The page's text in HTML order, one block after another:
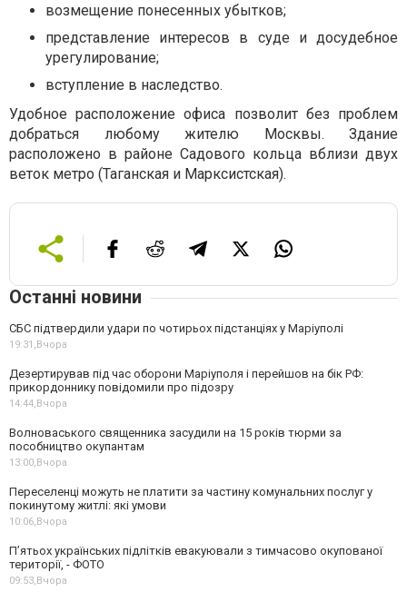
возмещение понесенных убытков;
представление интересов в суде и досудебное
урегулирование;
вступление в наследство.
Удобное расположение офиса позволит без проблем
добраться любому жителю Москвы. Здание
расположено в районе Садового кольца вблизи двух
веток метро (Таганская и Марксистская).
Останні новини
СБС підтвердили удари по чотирьох підстанціях у Маріуполі
19:31,Вчора
Дезертирував під час оборони Маріуполя і перейшов на бік РФ:
прикордоннику повідомили про підозру
14:44,Вчора
Волноваського священника засудили на 15 років тюрми за
пособництво окупантам
13:00,Вчора
Переселенці можуть не платити за частину комунальних послуг у
покинутому житлі: які умови
10:06,Вчора
П’ятьох українських підлітків евакуювали з тимчасово окупованої
території, - ФОТО
09:53,Вчора